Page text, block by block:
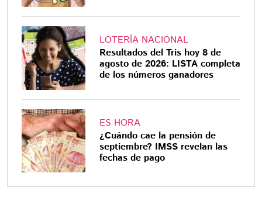
LOTERÍA NACIONAL
Resultados del Tris hoy 8 de
agosto de 2026: LISTA completa
de los números ganadores
ES HORA
¿Cuándo cae la pensión de
septiembre? IMSS revelan las
fechas de pago